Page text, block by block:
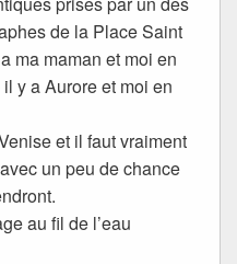
de la Place Saint
ma maman et moi en
il y a Aurore et moi en
et il faut vraiment
un peu de chance
au fil de l’eau